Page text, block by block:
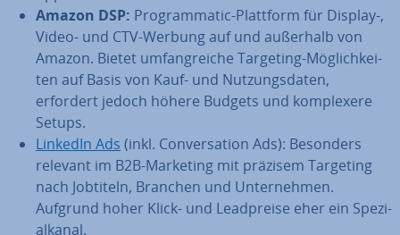
Amazon DSP: Pro­gram­ma­tic-Plattform für Display-,
Video- und CTV-Werbung auf und außerhalb von
Amazon. Bietet um­fang­rei­che Targeting-Mög­lich­kei­
ten auf Basis von Kauf- und Nut­zungs­da­ten,
erfordert jedoch höhere Budgets und kom­ple­xe­re
Setups.
LinkedIn Ads (inkl. Con­ver­sa­ti­on Ads): Besonders
relevant im B2B-Marketing mit präzisem Targeting
nach Jobtiteln, Branchen und Un­ter­neh­men.
Aufgrund hoher Klick- und Lead­prei­se eher ein Spe­zi­
al­ka­nal.